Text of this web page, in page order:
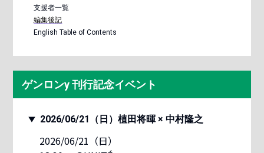
支援者一覧
編集後記
English Table of Contents
ゲンロンy 刊行記念イベント
2026/06/21（日）植田将暉 × 中村隆之
2026/06/21（日）